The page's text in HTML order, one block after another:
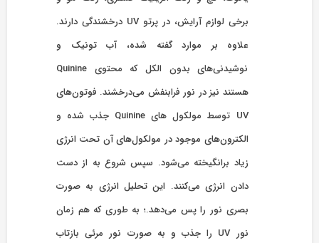
برخی لوازم آرایش، در پرتو UV درخشندگی دارند.
علاوه بر موارد گفته شده، آب تونیک و
نوشیدنی‌های بدون الکل که محتوی Quinine
هستند نیز در نور فرابنفش می‌درخشند. فوتون‌های
UV توسط مولکول های Quinine جذب شده و
الکترون‌های موجود در مولکول‌های آن تحت انرژی
زیاد برانگیخته می‌شود. سپس شروع به از دست
دادن انرژی می‌کنند. این تحلیل انرژی به صورت
بصری نور را پس می‌دهد.؛ به طوری که هم زمان
نور UV را جذب و به صورت نور مرئی بازتاب